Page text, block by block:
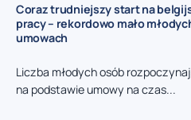
Coraz trudniejszy start na
pracy – rekordowo mało
umowach
Liczba młodych osób
na podstawie umowy na czas...